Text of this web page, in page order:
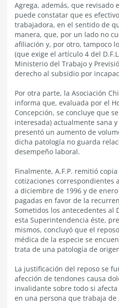
Agrega, además, que revisado
puede constatar que es
trabajadora, en el sentido de
manera, que, por un lado no
afiliación y, por otro, tampoco
(que exige el artículo 4 del
Ministerio del Trabajo y
derecho al subsidio por
Por otra parte, la Asociación
informa que, evaluada por el
Concepción, se concluye que
interesada) actualmente sana
presentó un aumento de
dicha patología no guarda
desempeño laboral.
Finalmente, A.F.P. remitió
cotizaciones correspondientes
a diciembre de 1996 y de
pagadas en favor de la
Sometidos los antecedentes al
esta Superintendencia éste,
mismos, concluyó que el
médica de la especie se
trata de una patología de
La justificación del reposo se
afección de tendones causa
invalidante sobre todo si
en una persona que trabaja de